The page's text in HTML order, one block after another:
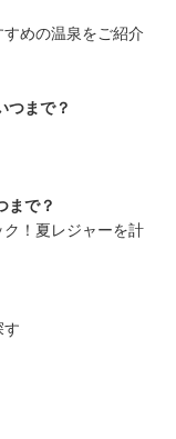
めの温泉をご紹介
つまで？
まで？
！夏レジャーを計
す